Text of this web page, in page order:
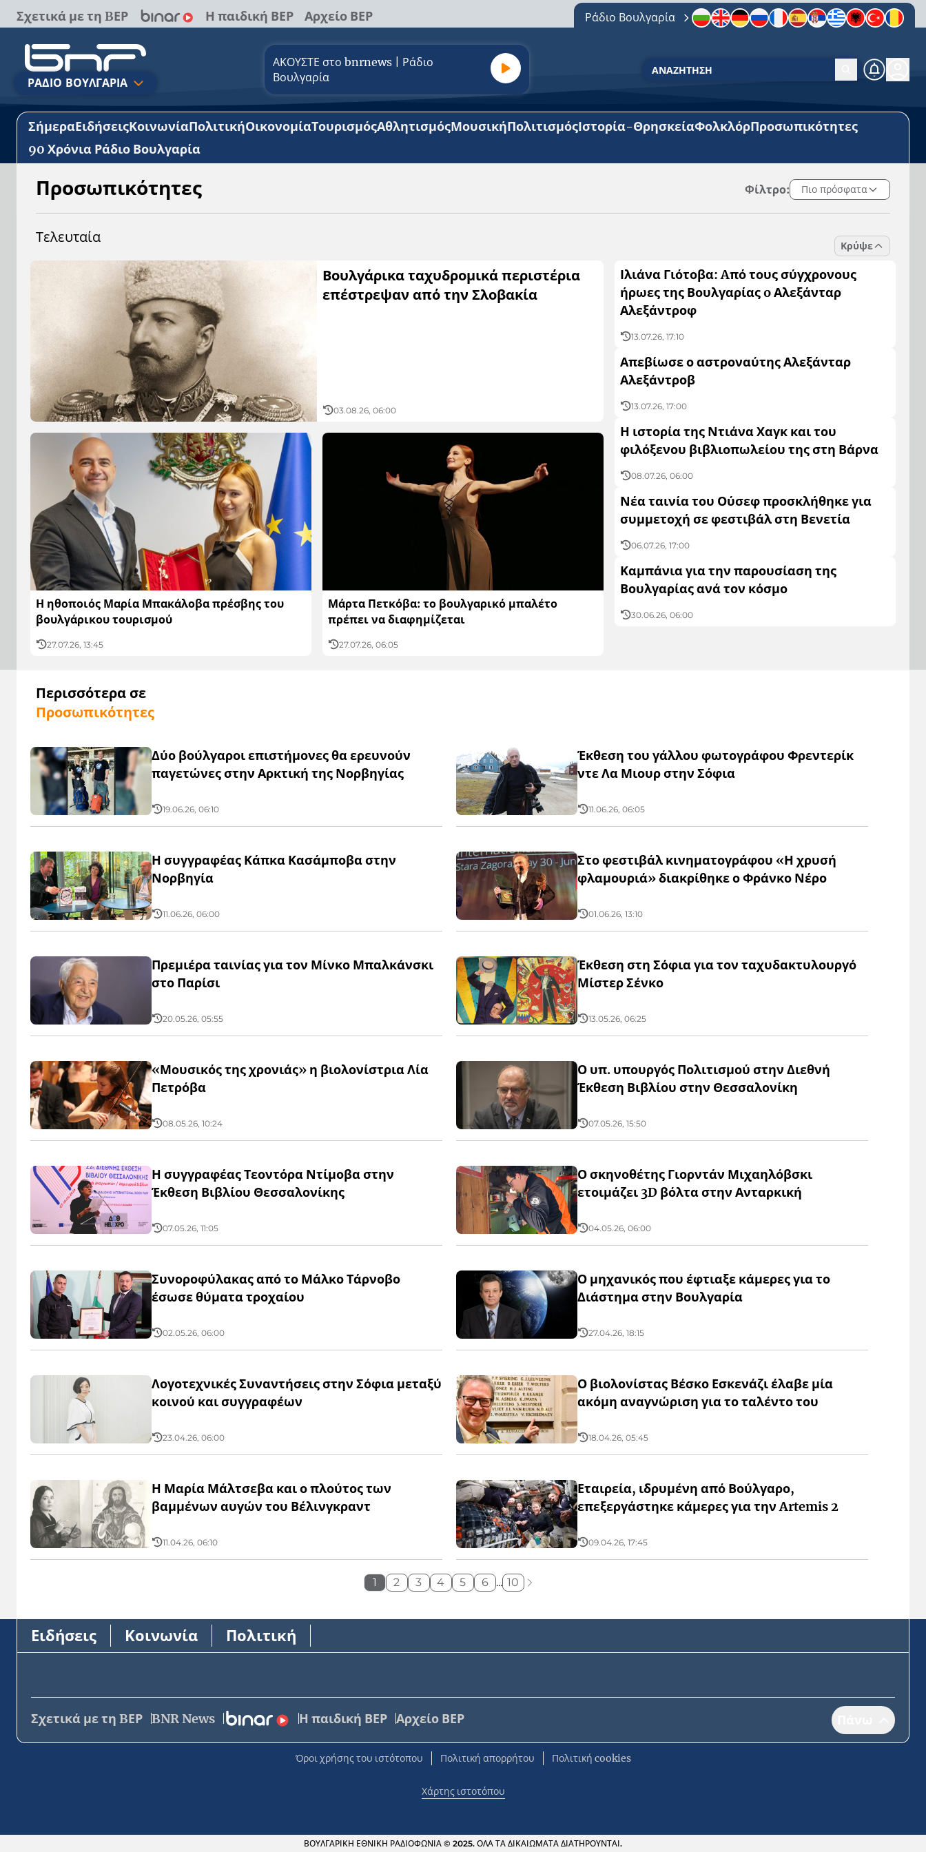
Σχετικά με τη BΕΡ Η παιδική ΒΕΡ Αρχείο ΒΕΡ Ράδιο Βουλγαρία
ΡΑΔΙΟ ΒΟΥΛΓΑΡΙΑ
ΑΚΟΥΣΤΕ στο bnrnews | Ράδιο
Βουλγαρία
ΣήμεραΕιδήσειςΚοινωνίαΠολιτικήΟικονομίαΤουρισμόςΑθλητισμόςΜουσικήΠολιτισμόςΙστορία-ΘρησκείαΦολκλόρΠροσωπικότητες
90 Χρόνια Ράδιο Βουλγαρία
Προσωπικότητες Φίλτρο: Πιο πρόσφατα
Κρύψε
Τελευταία
Βουλγάρικα ταχυδρομικά περιστέρια
επέστρεψαν από την Σλοβακία
03.08.26, 06:00
Η ηθοποιός Μαρία Μπακάλοβα πρέσβης του
βουλγάρικου τουρισμού
27.07.26, 13:45
Μάρτα Πετκόβα: το βουλγαρικό μπαλέτο
πρέπει να διαφημίζεται
27.07.26, 06:05
Ιλιάνα Γιότοβα: Аπό τους σύγχρονους
ήρωες της Βουλγαρίας о Αλεξάνταρ
Αλεξάντροφ
13.07.26, 17:10
Απεβίωσε ο αστροναύτης Αλεξάνταρ
Αλεξάντροβ
13.07.26, 17:00
Η ιστορία της Ντιάνα Χαγκ και του
φιλόξενου βιβλιοπωλείου της στη Βάρνα
08.07.26, 06:00
Νέα ταινία του Ούσεφ προσκλήθηκε για
συμμετοχή σε φεστιβάλ στη Βενετία
06.07.26, 17:00
Καμπάνια για την παρουσίαση της
Βουλγαρίας ανά τον κόσμο
30.06.26, 06:00
Περισσότερα σε
Προσωπικότητες
Δύο βούλγαροι επιστήμονες θα ερευνούν
παγετώνες στην Αρκτική της Νορβηγίας
19.06.26, 06:10
Έκθεση του γάλλου φωτογράφου Φρεντερίκ
ντε Λα Μιουρ στην Σόφια
11.06.26, 06:05
Η συγγραφέας Κάπκα Κασάμποβα στην
Νορβηγία
11.06.26, 06:00
Στο φεστιβάλ κινηματογράφου «Η χρυσή
φλαμουριά» διακρίθηκε ο Φράνκο Νέρο
01.06.26, 13:10
Πρεμιέρα ταινίας για τον Μίνκο Μπαλκάνσκι
στο Παρίσι
20.05.26, 05:55
Έκθεση στη Σόφια για τον ταχυδακτυλουργό
Μίστερ Σένκο
13.05.26, 06:25
«Μουσικός της χρονιάς» η βιολονίστρια Λία
Πετρόβα
08.05.26, 10:24
Ο υπ. υπουργός Πολιτισμού στην Διεθνή
Έκθεση Βιβλίου στην Θεσσαλονίκη
07.05.26, 15:50
Η συγγραφέας Τεοντόρα Ντίμοβα στην
Έκθεση Βιβλίου Θεσσαλονίκης
07.05.26, 11:05
Ο σκηνοθέτης Γιορντάν Μιχαηλόβσκι
ετοιμάζει 3D βόλτα στην Ανταρκική
04.05.26, 06:00
Συνοροφύλακας από το Μάλκο Τάρνοβο
έσωσε θύματα τροχαίου
02.05.26, 06:00
Ο μηχανικός που έφτιαξε κάμερες για το
Διάστημα στην Βουλγαρία
27.04.26, 18:15
Λογοτεχνικές Συναντήσεις στην Σόφια μεταξύ
κοινού και συγγραφέων
23.04.26, 06:00
Ο βιολονίστας Βέσκο Εσκενάζι έλαβε μία
ακόμη αναγνώριση για το ταλέντο του
18.04.26, 05:45
Η Μαρία Μάλτσεβα και ο πλούτος των
βαμμένων αυγών του Βέλινγκραντ
11.04.26, 06:10
Εταιρεία, ιδρυμένη από Βούλγαρο,
επεξεργάστηκε κάμερες για την Artemis 2
09.04.26, 17:45
1 2 3 4 5 6 ... 10
Ειδήσεις Κοινωνία Πολιτική
Σχετικά με τη BΕΡ BNR News Η παιδική ΒΕΡ Αρχείο ΒΕΡ
Όροι χρήσης του ιστότοπου Πολιτική απορρήτου Πολιτική cookies
Χάρτης ιστοτόπου
ΒΟΥΛΓΑΡΙΚΗ ΕΘΝΙΚΗ ΡΑΔΙΟΦΩΝΙΑ © 2025. ΟΛΑ ΤΑ ΔΙΚΑΙΩΜΑΤΑ ΔΙΑΤΗΡΟΥΝΤΑΙ.